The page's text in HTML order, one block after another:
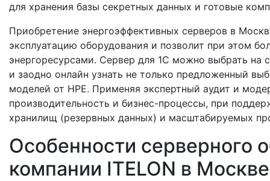
для хранения базы секретных данных и готовые
Приобретение энергоэффективных серверов в
эксплуатацию оборудования и позволит при этом
энергоресурсами. Сервер для 1С можно выбрать на
и заодно онлайн узнать не только предложенный
моделей от HPE. Применяя экспертный аудит и
производительность и бизнес-процессы, при
хранилищ (резервных данных) и масштабируемых
Особенности серверного
компании ITELON в Москве